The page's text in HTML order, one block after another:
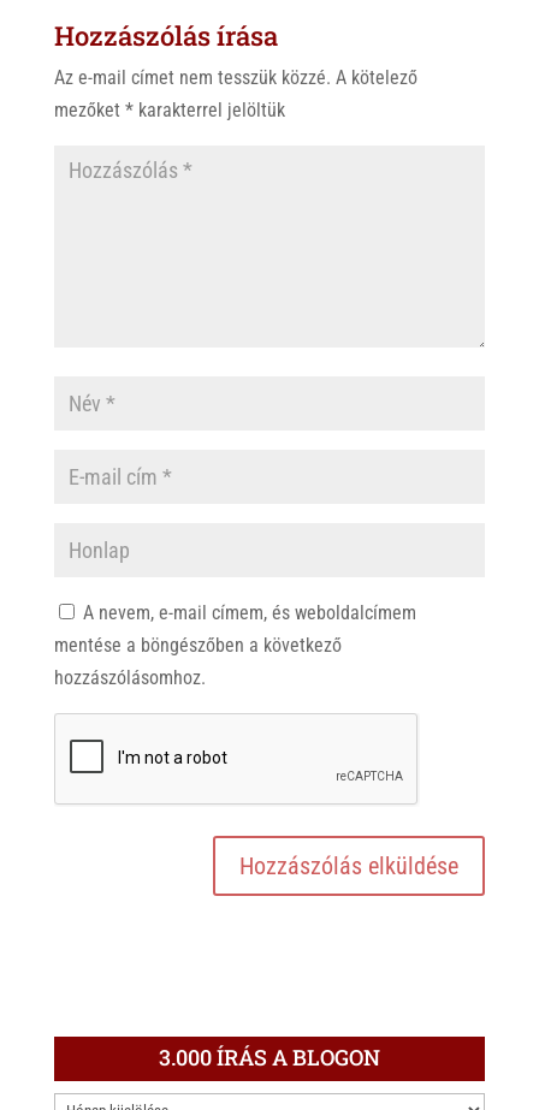
Hozzászólás írása
Az e-mail címet nem tesszük közzé. A kötelező
mezőket *karakterrel jelöltük
A nevem, e-mail címem, és weboldalcímem
mentése a böngészőben a következő
hozzászólásomhoz.
3.000 ÍRÁS A BLOGON